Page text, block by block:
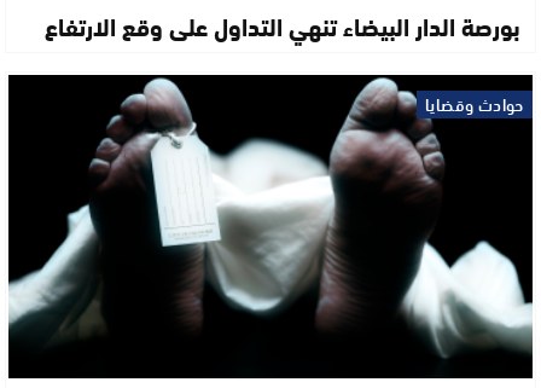
بورصة الدار البيضاء تنهي التداول على وقع الارتفاع
حوادث وقضايا